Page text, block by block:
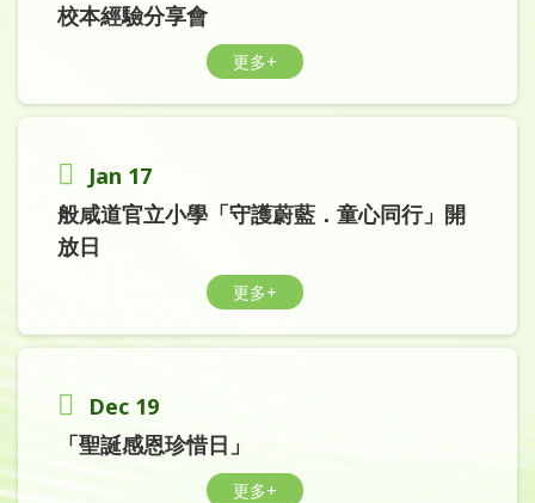
校本經驗分享會
更多+
Jan 17
般咸道官立小學「守護蔚藍．童心同行」開
放日
更多+
Dec 19
「聖誕感恩珍惜日」
更多+